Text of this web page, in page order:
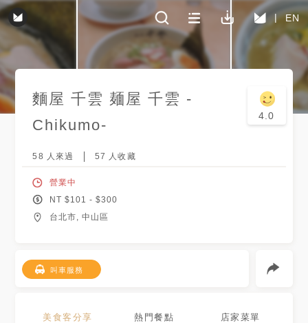
EN
麵屋 千雲 麺屋 千雲 -
Chikumo-
4.0
58 人來過 57 人收藏
營業中
NT $101 - $300
台北市, 中山區
叫車服務
美食客分享 熱門餐點 店家菜單